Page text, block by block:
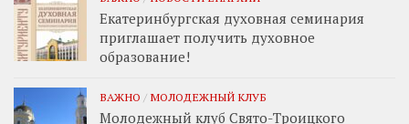
Екатеринбургская духовная семинария
приглашает получить духовное
образование!
ВАЖНО / МОЛОДЕЖНЫЙ КЛУБ
Молодежный клуб Свято-Троицкого